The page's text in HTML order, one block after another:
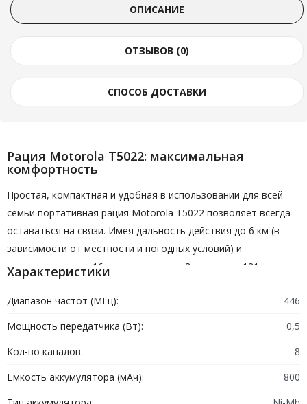
ОПИСАНИЕ
ОТЗЫВОВ (0)
СПОСОБ ДОСТАВКИ
Рация Motorola T5022: максимальная
комфортность
Простая, компактная и удобная в использовании для всей
семьи портативная рация Motorola T5022 позволяет всегда
оставаться на связи. Имея дальность действия до 6 км (в
зависимости от местности и погодных условий) и
автономность до 16 часов, он имеет 8 каналов и 121 код для
Рация Motorola T5022: особенности и
преимущества
Любительская рация Моторола позволяет бесплатно
разговаривать со всеми устройствами PMR446 и отличается
Характеристики
Диапазон частот (МГц):
446
Мощность передатчика (Вт):
0,5
Кол-во каналов:
8
Ёмкость аккумулятора (мАч):
800